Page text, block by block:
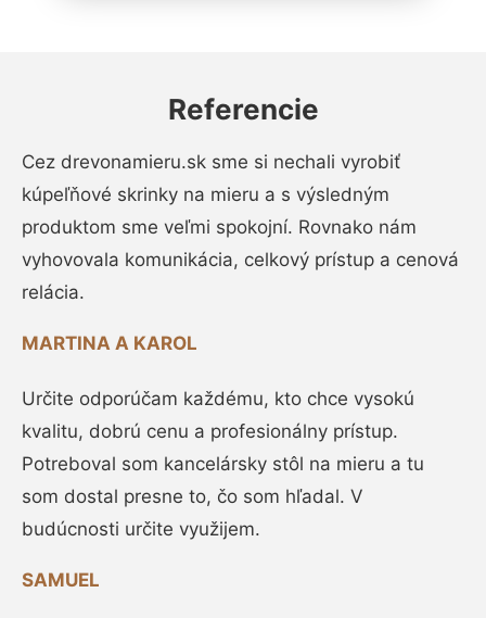
Referencie
Cez drevonamieru.sk sme si nechali vyrobiť
kúpeľňové skrinky na mieru a s výsledným
produktom sme veľmi spokojní. Rovnako nám
vyhovovala komunikácia, celkový prístup a cenová
relácia.
MARTINA A KAROL
Určite odporúčam každému, kto chce vysokú
kvalitu, dobrú cenu a profesionálny prístup.
Potreboval som kancelársky stôl na mieru a tu
som dostal presne to, čo som hľadal. V
budúcnosti určite využijem.
SAMUEL